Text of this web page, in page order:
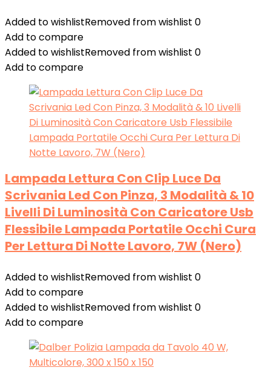
Added to wishlistRemoved from wishlist 0
Add to compare
Added to wishlistRemoved from wishlist 0
Add to compare
Lampada Lettura Con Clip Luce Da
Scrivania Led Con Pinza, 3 Modalità & 10
Livelli Di Luminosità Con Caricatore Usb
Flessibile Lampada Portatile Occhi Cura
Per Lettura Di Notte Lavoro, 7W (Nero)
Added to wishlistRemoved from wishlist 0
Add to compare
Added to wishlistRemoved from wishlist 0
Add to compare